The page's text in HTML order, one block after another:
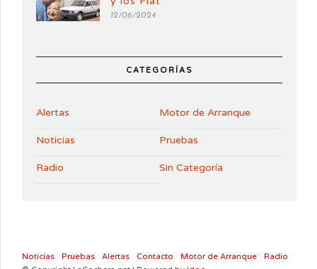
12/06/2024
CATEGORÍAS
Alertas Motor de Arranque
Noticias Pruebas
Radio Sin Categoría
Noticias Pruebas Alertas Contacto Motor de Arranque
Radio